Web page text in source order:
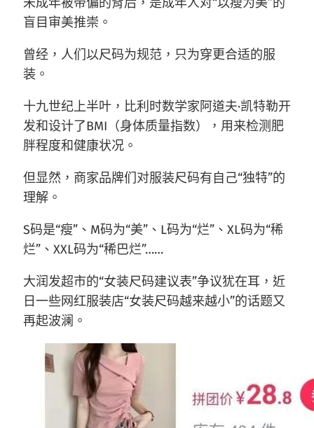
盲目审美推崇。
曾经，人们以尺码为规范，只为穿更合适的服
装。
十九世纪上半叶，比利时数学家阿道夫·凯特勒开
发和设计了BMI（身体质量指数），用来检测肥
胖程度和健康状况。
但显然，商家品牌们对服装尺码有自己“独特”的
理解。
S码是“瘦”、M码为“美”、L码为“烂”、XL码为“稀
烂”、XXL码为“稀巴烂”……
大润发超市的“女装尺码建议表”争议犹在耳，近
日一些网红服装店“女装尺码越来越小”的话题又
再起波澜。